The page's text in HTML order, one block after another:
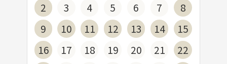
2
3 4 5 6 7
8
9
10 11 12 13 14
15
16
17 18 19 20 21
22